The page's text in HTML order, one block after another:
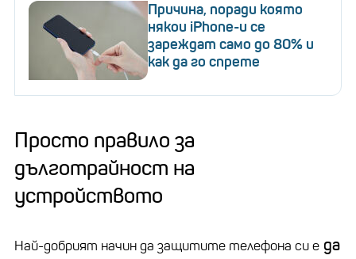
Причина, поради която
някои iPhone-и се
зареждат само до 80% и
как да го спрете
Просто правило за
дълготрайност на
устройството
Най-добрият начин да защитите телефона си е да